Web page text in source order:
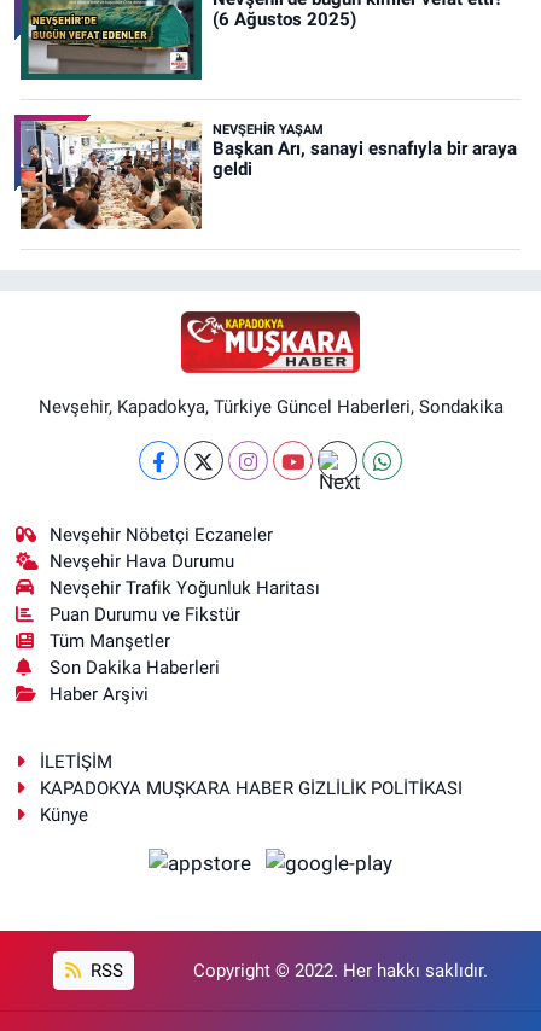
(6 Ağustos 2025)
NEVŞEHIR YAŞAM
Başkan Arı, sanayi esnafıyla bir araya
geldi
Nevşehir, Kapadokya, Türkiye Güncel Haberleri, Sondakika
Nevşehir Nöbetçi Eczaneler
Nevşehir Hava Durumu
Nevşehir Trafik Yoğunluk Haritası
Puan Durumu ve Fikstür
Tüm Manşetler
Son Dakika Haberleri
Haber Arşivi
İLETİŞİM
KAPADOKYA MUŞKARA HABER GİZLİLİK POLİTİKASI
Künye
RSS Copyright © 2022. Her hakkı saklıdır.